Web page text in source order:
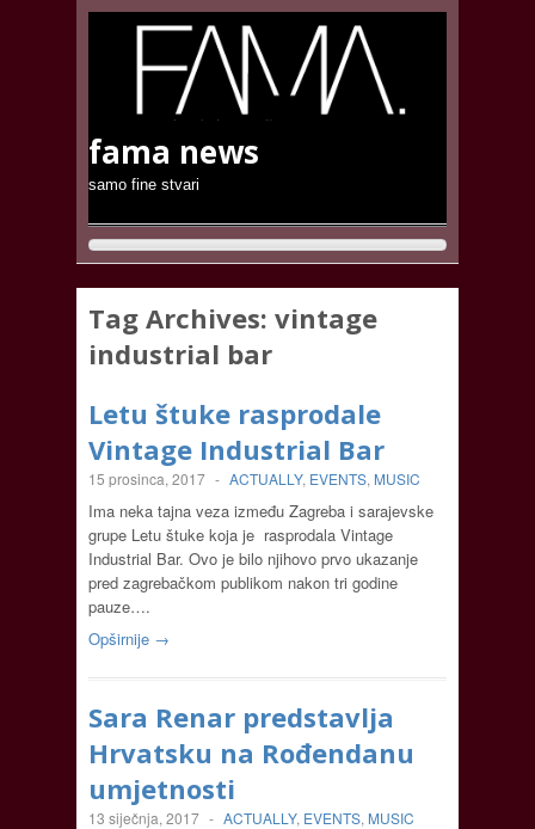
fama news
samo fine stvari
Tag Archives: vintage
industrial bar
Letu štuke rasprodale
Vintage Industrial Bar
15 prosinca, 2017 - ACTUALLY, EVENTS, MUSIC
Ima neka tajna veza između Zagreba i sarajevske
grupe Letu štuke koja je rasprodala Vintage
Industrial Bar. Ovo je bilo njihovo prvo ukazanje
pred zagrebačkom publikom nakon tri godine
pauze….
Opširnije →
Sara Renar predstavlja
Hrvatsku na Rođendanu
umjetnosti
13 siječnja, 2017 - ACTUALLY, EVENTS, MUSIC